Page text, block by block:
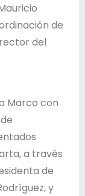
de
del
Marco con
a través
de
y